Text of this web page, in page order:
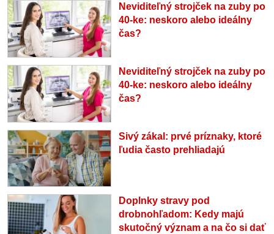
Neviditeľný strojček na zuby po
40-ke: neskoro alebo ideálny
čas?
Neviditeľný strojček na zuby po
40-ke: neskoro alebo ideálny
čas?
Sivý zákal: prvé príznaky, ktoré
ľudia často prehliadajú
Doplnky stravy pod
drobnohľadom: Kedy majú
skutočný význam a na čo si dať